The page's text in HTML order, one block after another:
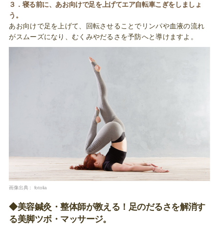
３．寝る前に、あお向けで足を上げてエア自転車こぎをしましょ
う。
あお向けで足を上げて、回転させることでリンパや血液の流れ
がスムーズになり、むくみやだるさを予防へと導けますよ。
画像出典： fotolia
◆美容鍼灸・整体師が教える！足のだるさを解消す
る美脚ツボ・マッサージ。